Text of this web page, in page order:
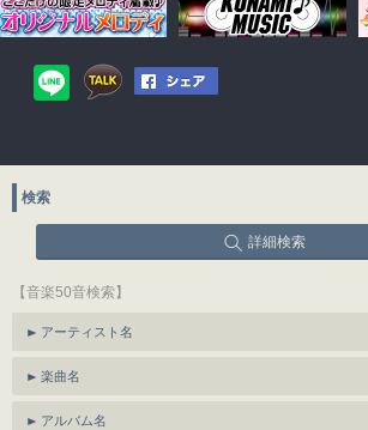
検索
詳細検索
【音楽50音検索】
アーティスト名
楽曲名
アルバム名